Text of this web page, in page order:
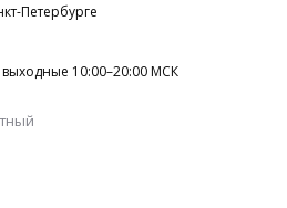
Петербурге
10:00–20:00 МСК